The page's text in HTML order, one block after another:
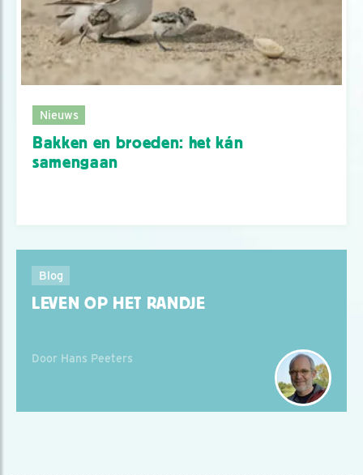
Nieuws
Bakken en broeden: het kán
samengaan
Blog
LEVEN OP HET RANDJE
Door Hans Peeters